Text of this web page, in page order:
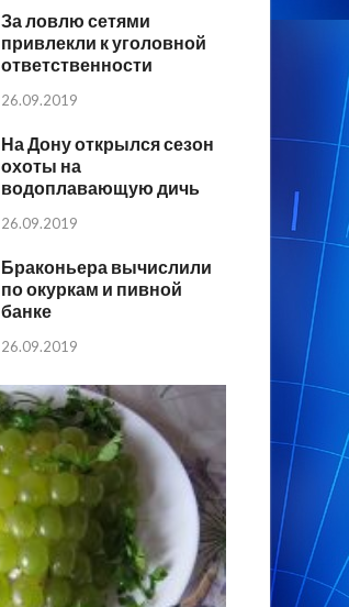
За ловлю сетями
привлекли к уголовной
ответственности
26.09.2019
На Дону открылся сезон
охоты на
водоплавающую дичь
26.09.2019
Браконьера вычислили
по окуркам и пивной
банке
26.09.2019